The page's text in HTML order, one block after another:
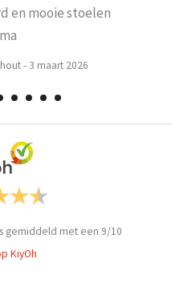
en mooie stoelen
- 3 maart 2026
gemiddeld met een 9/10
KiyOh